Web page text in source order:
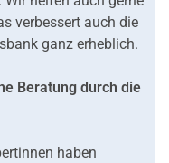
verbessert auch die
ganz erheblich.
Beratung durch die
haben